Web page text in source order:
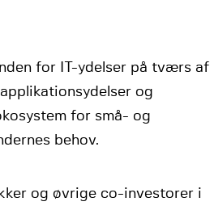
for IT-ydelser på tværs af
og
for små- og
behov.
og øvrige co-investorer i